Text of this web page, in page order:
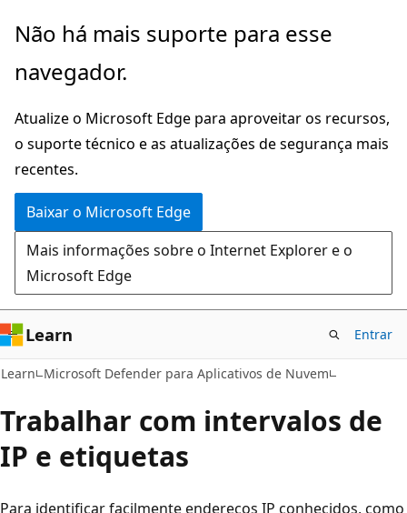
Pular
o
principal
Não há mais suporte para esse
navegador.
Atualize o Microsoft Edge para aproveitar os recursos,
o suporte técnico e as atualizações de segurança mais
recentes.
Baixar o Microsoft Edge
Mais informações sobre o Internet Explorer e o
Microsoft Edge
Learn Entrar
Learn Microsoft Defender para Aplicativos de Nuvem
Trabalhar com intervalos de
IP e etiquetas
Para identificar facilmente endereços IP conhecidos, como